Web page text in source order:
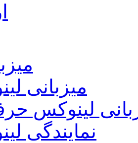
میزبانی
لینوکس
نمایندگی